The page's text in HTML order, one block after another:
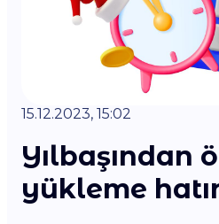
15.12.2023, 15:02
Yılbaşından
yükleme